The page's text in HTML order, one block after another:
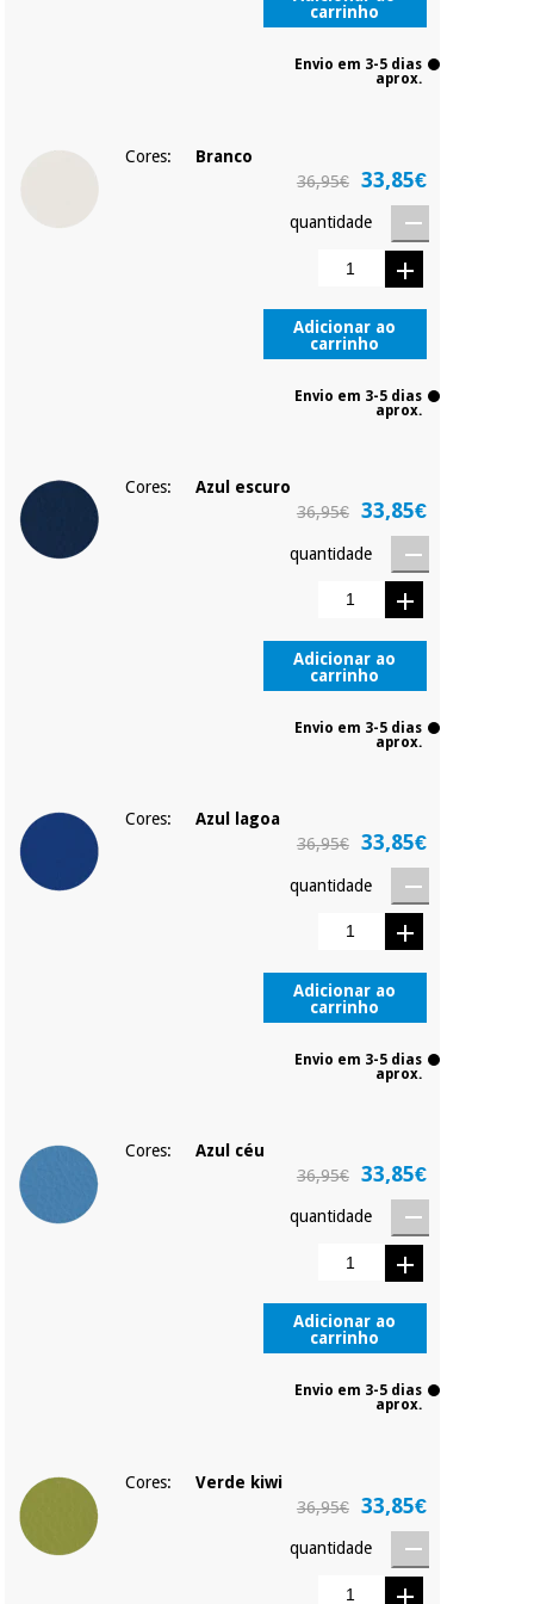
carrinho
Envio em 3-5 dias
aprox.
Cores:
Branco
36,95€
33,85€
quantidade
Adicionar ao
carrinho
Envio em 3-5 dias
aprox.
Cores:
Azul escuro
36,95€
33,85€
quantidade
Adicionar ao
carrinho
Envio em 3-5 dias
aprox.
Cores:
Azul lagoa
36,95€
33,85€
quantidade
Adicionar ao
carrinho
Envio em 3-5 dias
aprox.
Cores:
Azul céu
36,95€
33,85€
quantidade
Adicionar ao
carrinho
Envio em 3-5 dias
aprox.
Cores:
Verde kiwi
36,95€
33,85€
quantidade